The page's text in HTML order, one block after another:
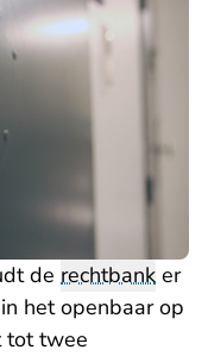
de rechtbank er
het openbaar op
tot twee